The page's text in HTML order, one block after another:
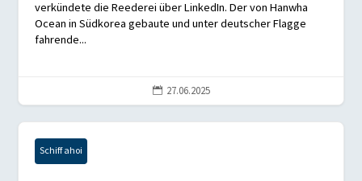
verkündete die Reederei über LinkedIn. Der von Hanwha
Ocean in Südkorea gebaute und unter deutscher Flagge
fahrende...
 27.06.2025
Schiff ahoi